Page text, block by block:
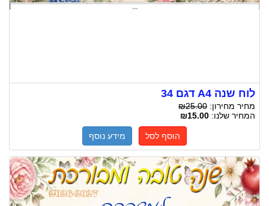
לוח שנה A4 דגם 34
מחיר מחירון: ₪25.00
המחיר שלנו: ₪15.00
הוסף לסל מידע נוסף